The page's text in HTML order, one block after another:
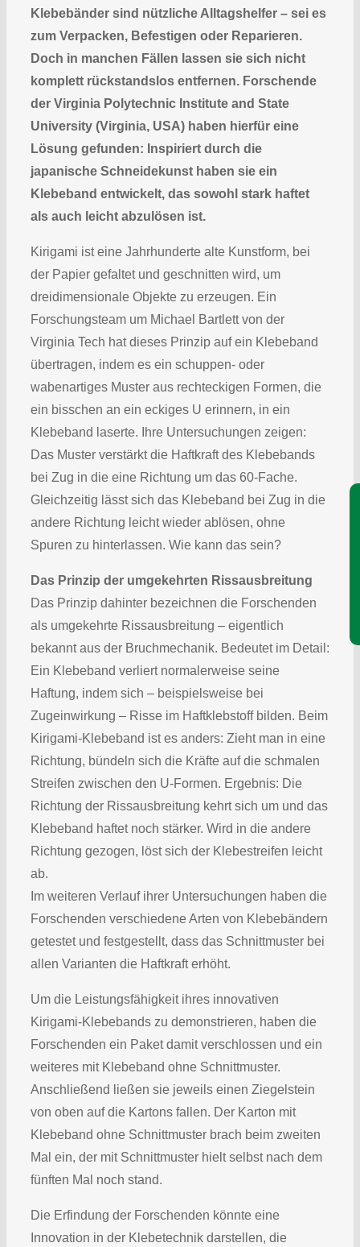
Klebebänder sind nützliche Alltagshelfer – sei es
zum Verpacken, Befestigen oder Reparieren.
Doch in manchen Fällen lassen sie sich nicht
komplett rückstandslos entfernen. Forschende
der Virginia Polytechnic Institute and State
University (Virginia, USA) haben hierfür eine
Lösung gefunden: Inspiriert durch die
japanische Schneidekunst haben sie ein
Klebeband entwickelt, das sowohl stark haftet
als auch leicht abzulösen ist.
Kirigami ist eine Jahrhunderte alte Kunstform, bei
der Papier gefaltet und geschnitten wird, um
dreidimensionale Objekte zu erzeugen. Ein
Forschungsteam um Michael Bartlett von der
Virginia Tech hat dieses Prinzip auf ein Klebeband
übertragen, indem es ein schuppen- oder
wabenartiges Muster aus rechteckigen Formen, die
ein bisschen an ein eckiges U erinnern, in ein
Klebeband laserte. Ihre Untersuchungen zeigen:
Das Muster verstärkt die Haftkraft des Klebebands
bei Zug in die eine Richtung um das 60-Fache.
Gleichzeitig lässt sich das Klebeband bei Zug in die
andere Richtung leicht wieder ablösen, ohne
Spuren zu hinterlassen. Wie kann das sein?
Das Prinzip der umgekehrten Rissausbreitung
Das Prinzip dahinter bezeichnen die Forschenden
als umgekehrte Rissausbreitung – eigentlich
bekannt aus der Bruchmechanik. Bedeutet im Detail:
Ein Klebeband verliert normalerweise seine
Haftung, indem sich – beispielsweise bei
Zugeinwirkung – Risse im Haftklebstoff bilden. Beim
Kirigami-Klebeband ist es anders: Zieht man in eine
Richtung, bündeln sich die Kräfte auf die schmalen
Streifen zwischen den U-Formen. Ergebnis: Die
Richtung der Rissausbreitung kehrt sich um und das
Klebeband haftet noch stärker. Wird in die andere
Richtung gezogen, löst sich der Klebestreifen leicht
ab.
Im weiteren Verlauf ihrer Untersuchungen haben die
Forschenden verschiedene Arten von Klebebändern
getestet und festgestellt, dass das Schnittmuster bei
allen Varianten die Haftkraft erhöht.
Um die Leistungsfähigkeit ihres innovativen
Kirigami-Klebebands zu demonstrieren, haben die
Forschenden ein Paket damit verschlossen und ein
weiteres mit Klebeband ohne Schnittmuster.
Anschließend ließen sie jeweils einen Ziegelstein
von oben auf die Kartons fallen. Der Karton mit
Klebeband ohne Schnittmuster brach beim zweiten
Mal ein, der mit Schnittmuster hielt selbst nach dem
fünften Mal noch stand.
Die Erfindung der Forschenden könnte eine
Innovation in der Klebetechnik darstellen, die